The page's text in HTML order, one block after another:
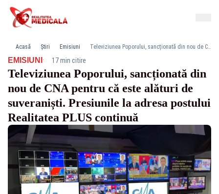
Acasă Știri Emisiuni Televiziunea Poporului, sancționată din nou de CNA pentru că este alături de suveraniști. Presiunile la adresa postului Realitatea PLUS continuă
EMISIUNI · 17 min citire
Televiziunea Poporului, sancționată din
nou de CNA pentru că este alături de
suveraniști. Presiunile la adresa postului
Realitatea PLUS continuă